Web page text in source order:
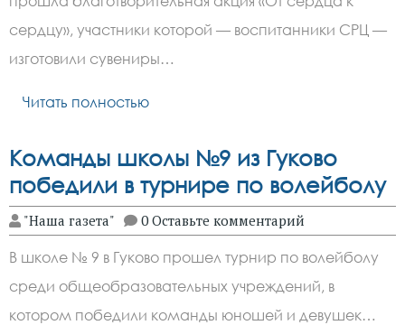
сердцу», участники которой — воспитанники СРЦ —
изготовили сувениры…
Читать полностью
Команды школы №9 из Гуково
победили в турнире по волейболу
"Наша газета" 0 Оставьте комментарий
В школе № 9 в Гуково прошел турнир по волейболу
среди общеобразовательных учреждений, в
котором победили команды юношей и девушек…